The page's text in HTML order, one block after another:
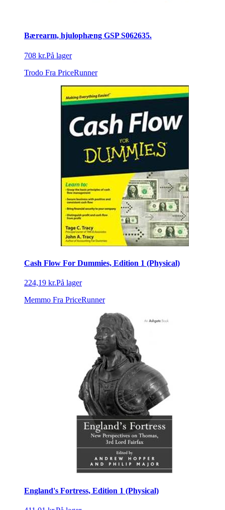
Bærearm, hjulophæng GSP S062635.
708 kr.På lager
Trodo Fra PriceRunner
Cash Flow For Dummies, Edition 1 (Physical)
224,19 kr.På lager
Memmo Fra PriceRunner
England's Fortress, Edition 1 (Physical)